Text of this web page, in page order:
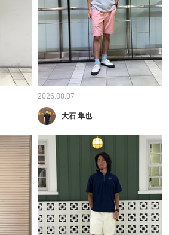
2026.08.07
大石 隼也